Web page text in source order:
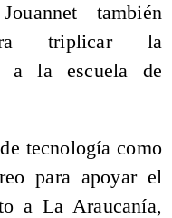
también
triplicar la
a la escuela de
tecnología como
para apoyar el
a La Araucanía,